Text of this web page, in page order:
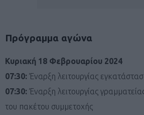
Πρόγραμμα αγώνα
Κυριακή 18 Φεβρουαρίου 2024
07:30: Έναρξη λειτουργίας
07:30: Έναρξη λειτουργίας
του πακέτου συμμετοχής